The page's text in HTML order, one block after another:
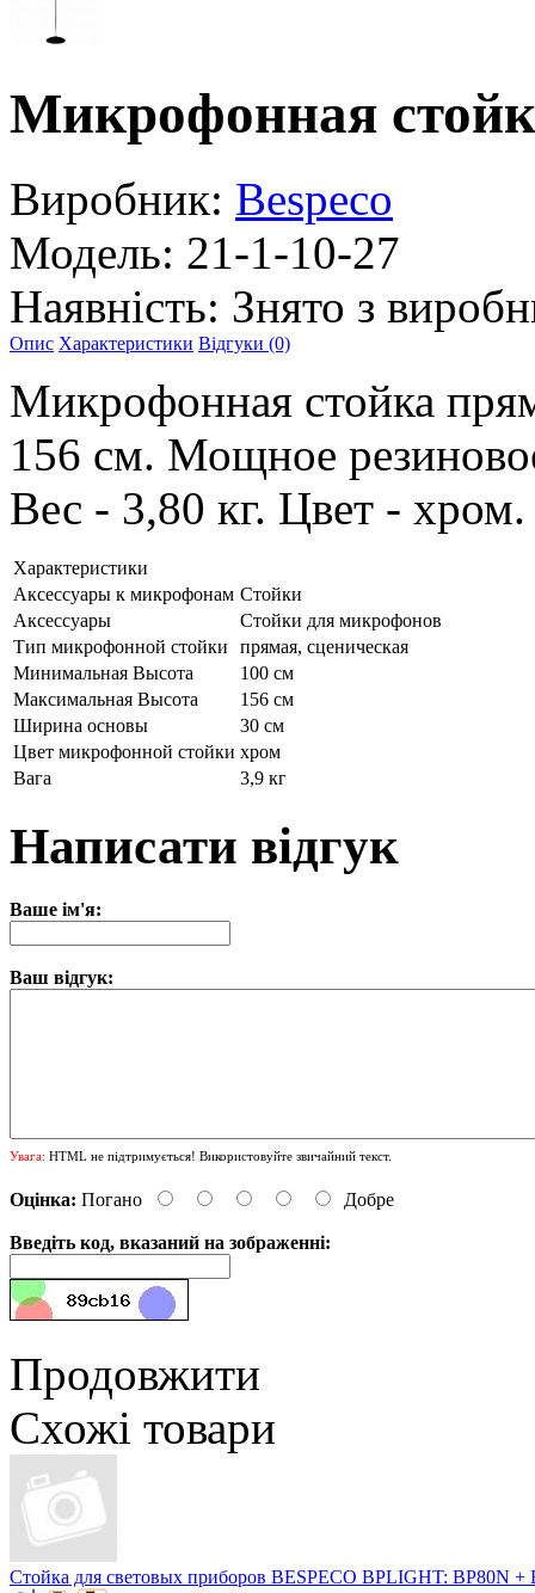
Микрофонная
Виробник: Bespeco
Модель: 21-1-10-27
Наявність: Знято з
Опис Характеристики Відгуки (0)
Микрофонная стойка
156 см. Мощное
Вес - 3,80 кг. Цвет - хром.
Характеристики
Аксессуары к микрофонам Стойки
Аксессуары
Стойки для микрофонов
Тип микрофонной стойки
прямая, сценическая
Минимальная Высота
100 см
Максимальная Высота
156 см
Ширина основы
30 см
Цвет микрофонной стойки хром
Вага
3,9 кг
Написати відгук
Ваше ім'я:
Ваш відгук:
Увага: HTML не підтримується! Використовуйте звичайний текст.
Оцінка: Погано Добре
Введіть код, вказаний на зображенні:
Продовжити
Схожі товари
Стойка для световых приборов BESPECO BPLIGHT: BP80N +